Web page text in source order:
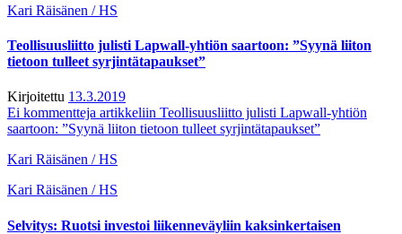
Kari Räisänen / HS
Teollisuusliitto julisti Lapwall-yhtiön saartoon: ”Syynä liiton
tietoon tulleet syrjintätapaukset”
Kirjoitettu 13.3.2019
Ei kommentteja artikkeliin Teollisuusliitto julisti Lapwall-yhtiön
saartoon: ”Syynä liiton tietoon tulleet syrjintätapaukset”
Kari Räisänen / HS
Kari Räisänen / HS
Selvitys: Ruotsi investoi liikenneväyliin kaksinkertaisen